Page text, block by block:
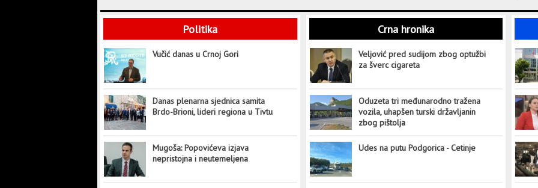
Politika
Vučić danas u Crnoj Gori
Danas plenarna sjednica samita
Brdo-Brioni, lideri regiona u Tivtu
Mugoša: Popovićeva izjava
nepristojna i neutemeljena
Crna hronika
Veljović pred sudijom zbog optužbi
za šverc cigareta
Oduzeta tri međunarodno tražena
vozila, uhapšen turski državljanin
zbog pištolja
Udes na putu Podgorica - Cetinje